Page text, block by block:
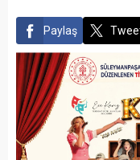
Paylaş